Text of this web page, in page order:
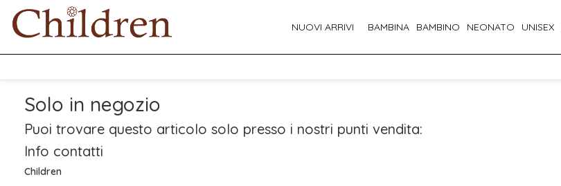
NUOVI ARRIVI BAMBINA BAMBINO NEONATO UNISEX
Solo in negozio
Puoi trovare questo articolo solo presso i nostri punti vendita:
Info contatti
Children